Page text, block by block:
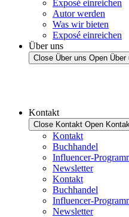
Exposé einreichen
Autor werden
Was wir bieten
Exposé einreichen
Über uns
Close Über uns Open Über
Kontakt
Close Kontakt Open
Kontakt
Buchhandel
Influencer-
Newsletter
Kontakt
Buchhandel
Influencer-
Newsletter